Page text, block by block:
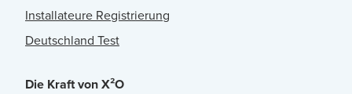
Installateure Registrierung
Deutschland Test
Die Kraft von X²O